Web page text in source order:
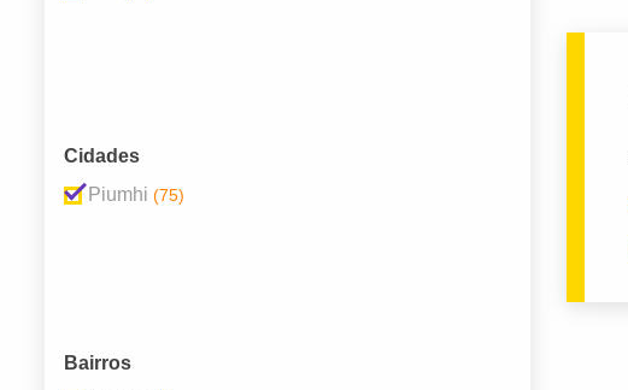
Serviços em Veículos
Cidades
Piumhi (75)
Bairros